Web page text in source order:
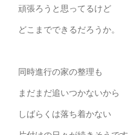
頑張ろうと思ってるけど
どこまでできるだろうか。
同時進行の家の整理も
まだまだ追いつかないから
しばらくは落ち着かない